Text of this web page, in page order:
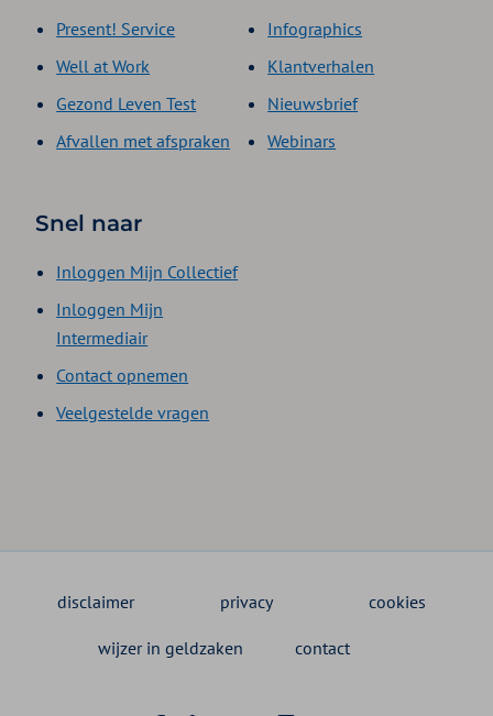
Present! Service
Well at Work
Gezond Leven Test
Afvallen met afspraken
Infographics
Klantverhalen
Nieuwsbrief
Webinars
Snel naar
Inloggen Mijn Collectief
Inloggen Mijn
Intermediair
Contact opnemen
Veelgestelde vragen
disclaimer privacy cookies
wijzer in geldzaken contact